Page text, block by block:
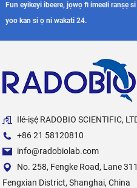
Fun eyikeyi ibeere, jọwọ fi imeeli ranṣẹ
yoo kan si ọ ni wakati 24.
Ilé-iṣẹ́ RADOBIO SCIENTIFIC,
+86 21 58120810
info@radobiolab.com
No. 258, Fengke Road, Lane
Fengxian District, Shanghai, China